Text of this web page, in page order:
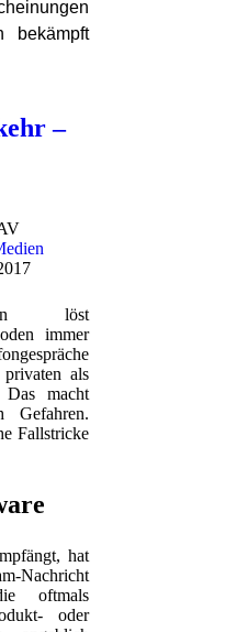
bekämpft
–
löst
immer
als
macht
Gefahren.
Fallstricke
hat
Nachricht
oftmals
oder